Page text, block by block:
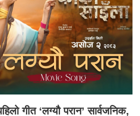
गीत ‘लग्यौ परान’ सार्वजनिक,